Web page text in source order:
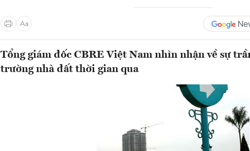
Tổng giám đốc CBRE Việt Nam nhìn nhận về sự
trường nhà đất thời gian qua